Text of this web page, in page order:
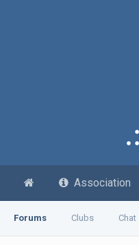
Association
Forums Clubs Chat